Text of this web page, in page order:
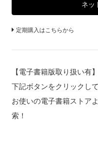
ネッ
定期購入はこちらから
【電子書籍版取り扱い有】
下記ボタンをクリックし
お使いの電子書籍ストア
索！